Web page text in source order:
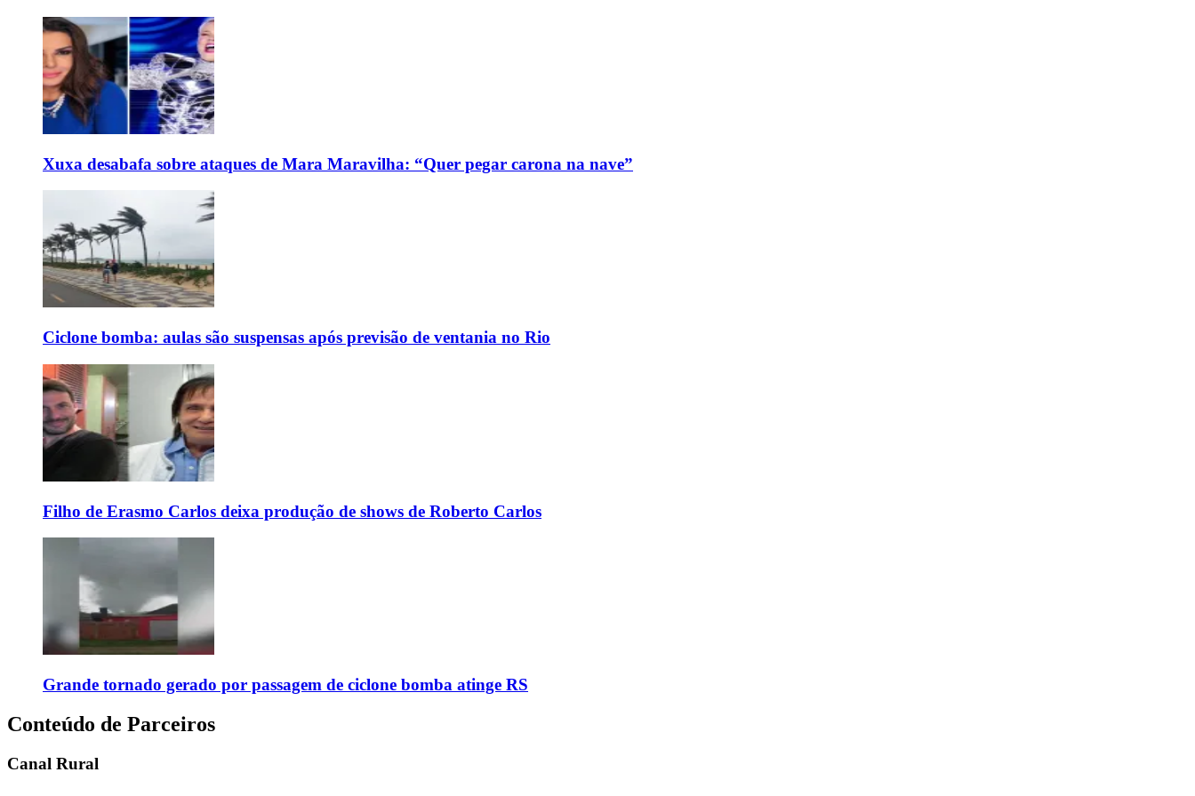
Xuxa desabafa sobre ataques de Mara Maravilha: “Quer pegar carona na nave”
Ciclone bomba: aulas são suspensas após previsão de ventania no Rio
Filho de Erasmo Carlos deixa produção de shows de Roberto Carlos
Grande tornado gerado por passagem de ciclone bomba atinge RS
Conteúdo de Parceiros
Canal Rural